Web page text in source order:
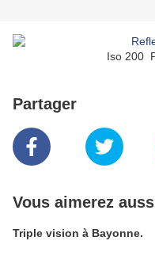
Iso 200
Partager
Vous aimerez
Triple vision à Bayonne.